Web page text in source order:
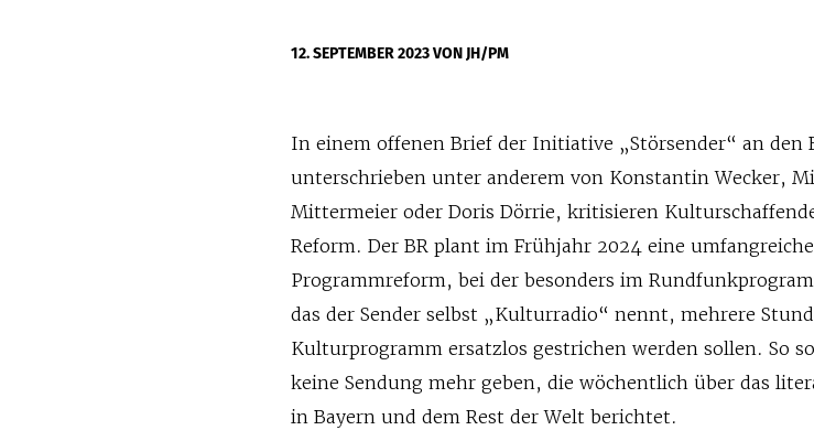
12. SEPTEMBER 2023VON JH/PM
In einem offenen Brief der Initiative „Störsender“ an den
unterschrieben unter anderem von Konstantin Wecker,
Mittermeier oder Doris Dörrie, kritisieren
Reform. Der BR plant im Frühjahr 2024 eine umfangreiche
Programmreform, bei der besonders im
das der Sender selbst „Kulturradio“ nennt, mehrere
Kulturprogramm ersatzlos gestrichen werden sollen. So
keine Sendung mehr geben, die wöchentlich über das
in Bayern und dem Rest der Welt berichtet.